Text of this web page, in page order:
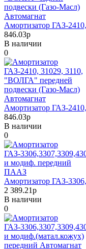
Амортизатор ГАЗ-
846.03р
В наличии
0
Амортизатор ГАЗ-
846.03р
В наличии
0
Амортизатор ГАЗ-
2 389.21р
В наличии
0